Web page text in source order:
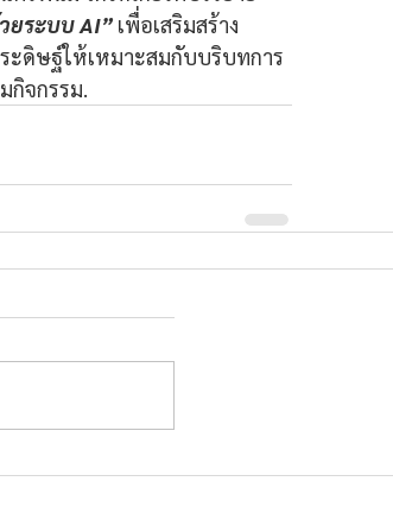
ยระบบ AI” เพื่อเสริมสร้าง
ะดิษฐ์ให้เหมาะสมกับบริบทการ
กิจกรรม.